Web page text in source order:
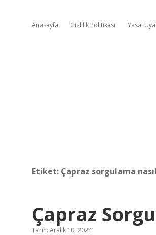
Anasayfa Gizlilik Politikası Yasal
Etiket: Çapraz sorgulama
Çapraz
Tarih: Aralık 10, 2024